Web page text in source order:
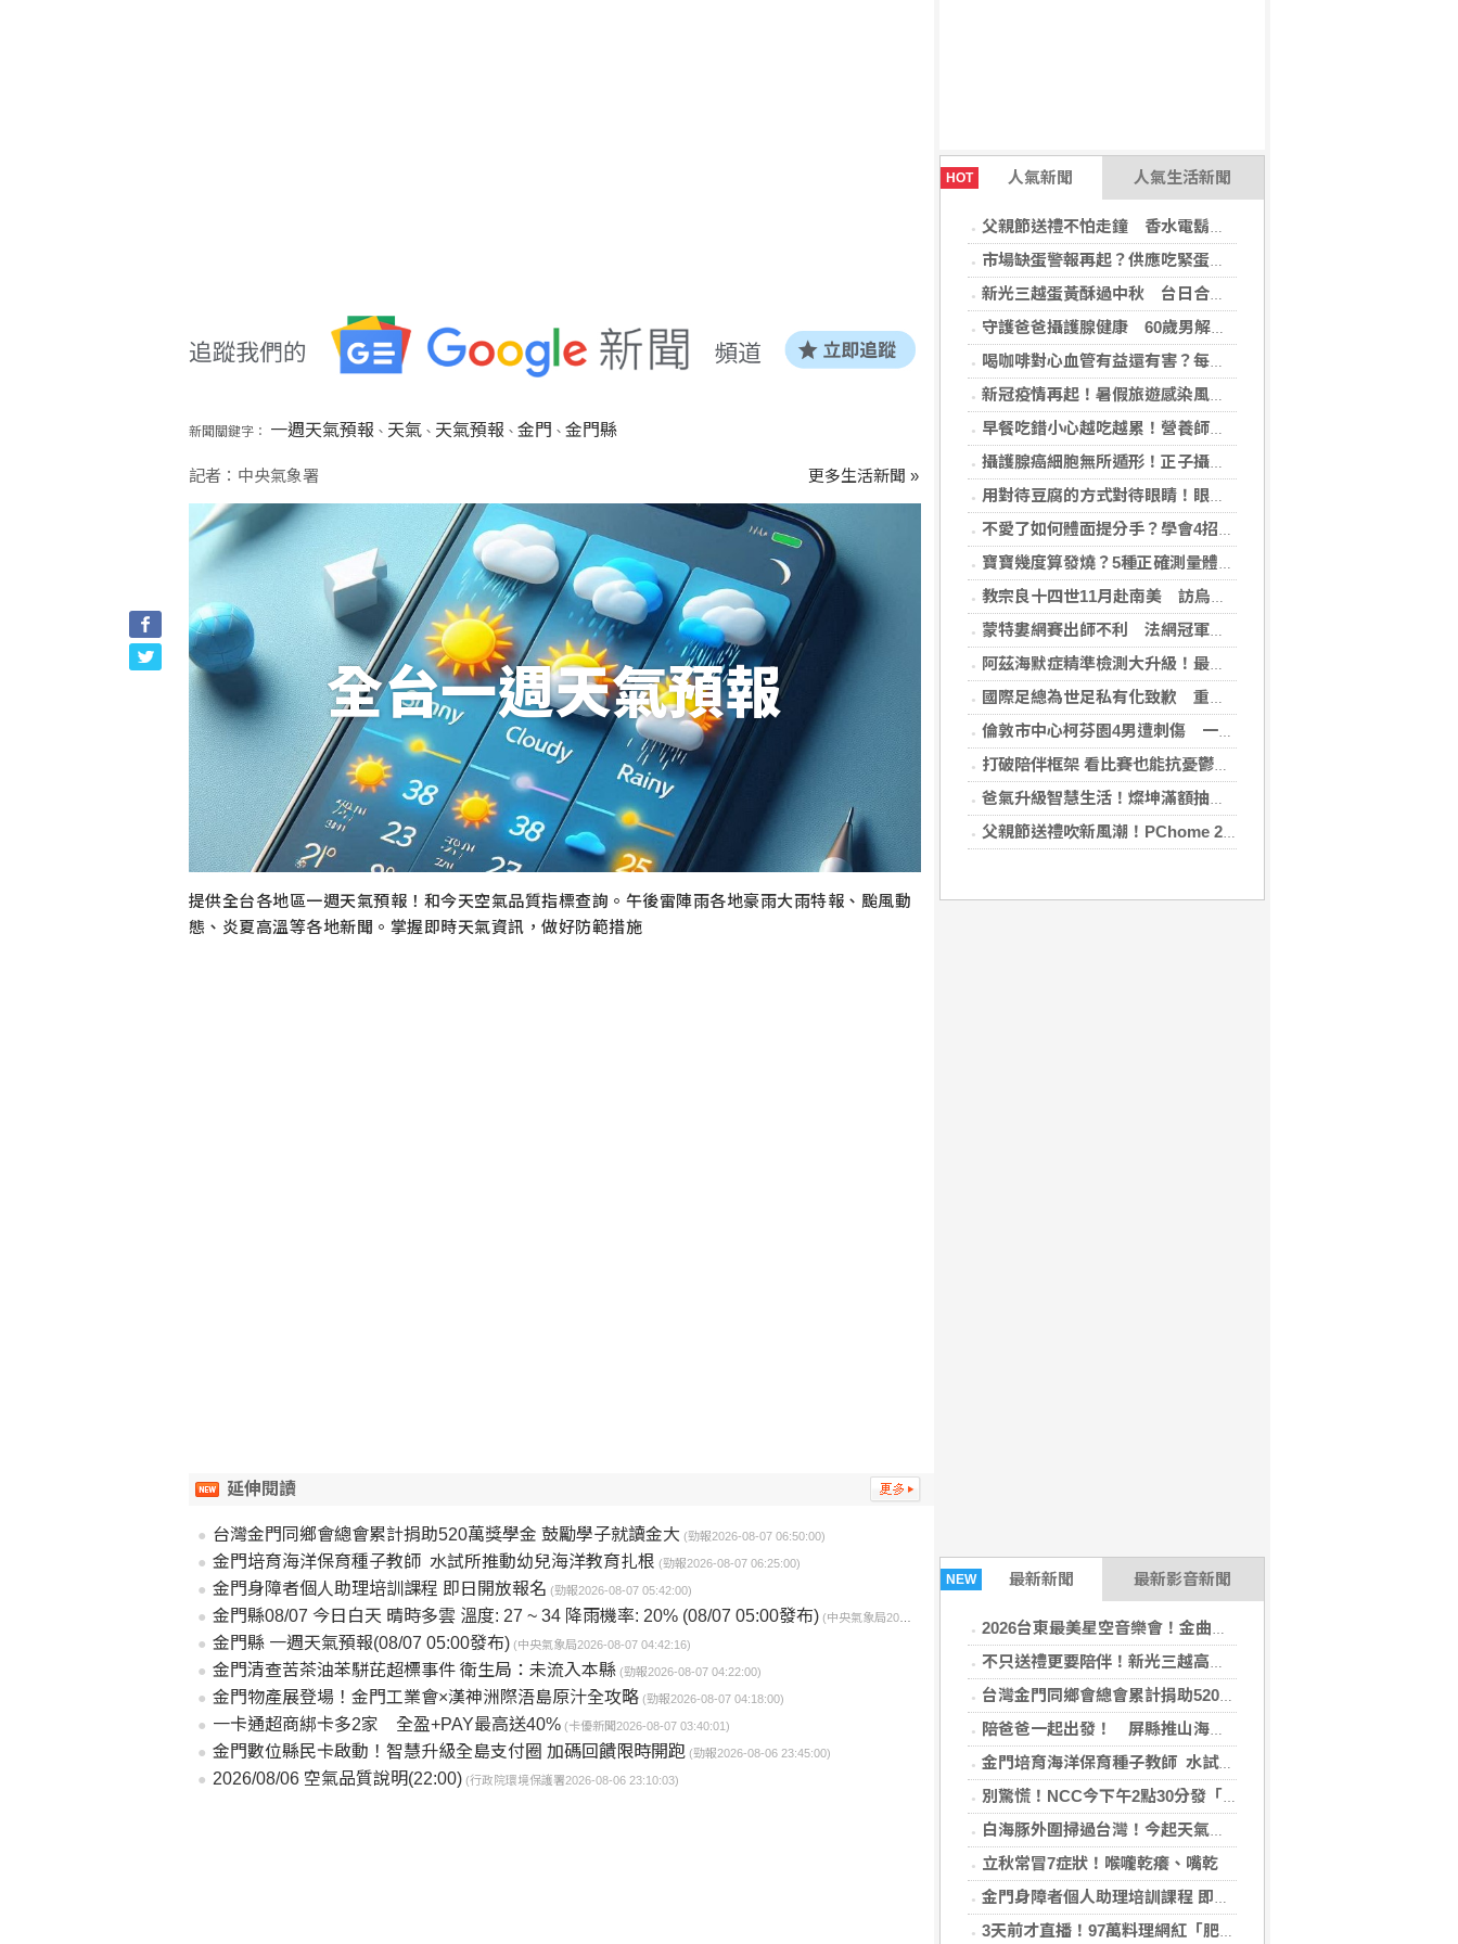
HOT 人氣新聞 人氣生活新聞
父親節送禮不怕走鐘 香水電鬍刀千年不敗
市場缺蛋警報再起？供應吃緊蛋價蠢蠢欲動
新光三越蛋黃酥過中秋 台日合作開發話題新品
守護爸爸攝護腺健康 60歲男解尿異常 靠PHI檢測及早揪出攝護腺癌
喝咖啡對心血管有益還有害？每日可以喝幾杯咖啡？美心臟協會一次解答
新冠疫情再起！暑假旅遊感染風險增 專家教你這樣做好防護
早餐吃錯小心越吃越累！營養師點名3大NG組合：根本「台式安眠藥」
攝護腺癌細胞無所遁形！正子攝影掃描揪出攝護腺癌，精準定位助早期治療
用對待豆腐的方式對待眼睛！眼科醫揭「4件事」絕不可以對眼睛做
不愛了如何體面提分手？學會4招重新看待分手：道歉、挽留都沒必要
寶寶幾度算發燒？5種正確測量體溫的方法：耳溫測量快、額溫快速便利
教宗良十四世11月赴南美 訪烏拉圭、阿根廷和秘魯
蒙特婁網賽出師不利 法網冠軍茲韋列夫輸荷蘭對手
阿茲海默症精準檢測大升級！最新血液生物標記檢測，不再只能靠「猜」
國際足總為世足私有化致歉 重申力挺主席英凡提諾
倫敦市中心柯芬園4男遭刺傷 一女涉持械攻擊被捕
打破陪伴框架 看比賽也能抗憂鬱？日最新研究指出：觀看運動賽事 老年憂鬱症風險降低3成
爸氣升級智慧生活！燦坤滿額抽折疊旗艦機、台灣大 3C 豪禮最低 0 元帶回家
父親節送禮吹新風潮！PChome 24h 購物揭男香 TOP5 與居家健身器材買氣翻倍
NEW 最新新聞 最新影音新聞
2026台東最美星空音樂會！金曲歌王乱彈阿翔、守夜人領銜 8日改至成功海濱公園開唱
不只送禮更要陪伴！新光三越高雄左營店掌握父親節消費新趨勢 家庭體驗成熱門首選
台灣金門同鄉會總會累計捐助520萬獎學金 鼓勵學子就讀金大
陪爸爸一起出發！ 屏縣推山海、藝文與客庄風情七大父親節遊程
金門培育海洋保育種子教師 水試所推動幼兒海洋教育扎根
別驚慌！NCC今下午2點30分發「演習預告」訊息 下週正式登場
白海豚外圍掃過台灣！今起天氣轉趨不穩 週末慎防強降雨
立秋常冒7症狀！喉嚨乾癢、嘴乾
金門身障者個人助理培訓課程 即日開放報名
3天前才直播！97萬料理網紅「肥大叔」過世 粉絲憶不對勁：瘦得不合理
新聞關鍵字： 一週天氣預報 、 天氣、 天氣預報 、 金門 、 金門縣
記者：中央氣象署 更多生活新聞 »
全台一週天氣預報
提供全台各地區一週天氣預報！和今天空氣品質指標查詢。午後雷陣雨各地豪雨大雨特報、颱風動
態、炎夏高溫等各地新聞。掌握即時天氣資訊，做好防範措施
延伸閱讀
台灣金門同鄉會總會累計捐助520萬獎學金 鼓勵學子就讀金大 (勁報2026-08-07 06:50:00)
金門培育海洋保育種子教師 水試所推動幼兒海洋教育扎根 (勁報2026-08-07 06:25:00)
金門身障者個人助理培訓課程 即日開放報名 (勁報2026-08-07 05:42:00)
金門縣08/07 今日白天 晴時多雲 溫度: 27 ~ 34 降雨機率: 20% (08/07 05:00發布) (中央氣象局2026-08-07 04:42:16)
金門縣 一週天氣預報(08/07 05:00發布) (中央氣象局2026-08-07 04:42:16)
金門清查苦茶油苯駢芘超標事件 衛生局：未流入本縣 (勁報2026-08-07 04:22:00)
金門物產展登場！金門工業會×漢神洲際浯島原汁全攻略 (勁報2026-08-07 04:18:00)
一卡通超商綁卡多2家 全盈+PAY最高送40% (卡優新聞2026-08-07 03:40:01)
金門數位縣民卡啟動！智慧升級全島支付圈 加碼回饋限時開跑 (勁報2026-08-06 23:45:00)
2026/08/06 空氣品質說明(22:00) (行政院環境保護署2026-08-06 23:10:03)